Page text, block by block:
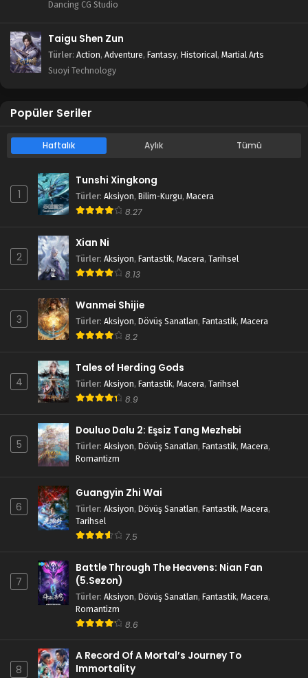
Dancing CG Studio
Taigu Shen Zun
Türler: Action, Adventure, Fantasy, Historical, Martial Arts
Suoyi Technology
Popüler Seriler
Haftalık Aylık Tümü
1
Tunshi Xingkong
Türler: Aksiyon, Bilim-Kurgu, Macera
8.27
2
Xian Ni
Türler: Aksiyon, Fantastik, Macera, Tarihsel
8.13
3
Wanmei Shijie
Türler: Aksiyon, Dövüş Sanatları, Fantastik, Macera
8.2
4
Tales of Herding Gods
Türler: Aksiyon, Fantastik, Macera, Tarihsel
8.9
5
Douluo Dalu 2: Eşsiz Tang Mezhebi
Türler: Aksiyon, Dövüş Sanatları, Fantastik, Macera,
Romantizm
6
Guangyin Zhi Wai
Türler: Aksiyon, Dövüş Sanatları, Fantastik, Macera,
Tarihsel
7.5
7
Battle Through The Heavens: Nian Fan
(5.Sezon)
Türler: Aksiyon, Dövüş Sanatları, Fantastik, Macera,
Romantizm
8.6
8
A Record Of A Mortal’s Journey To
Immortality